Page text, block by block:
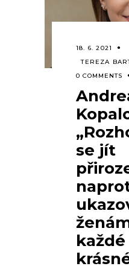
18. 6. 2021
TEREZA
0 COMMENTS
se jít